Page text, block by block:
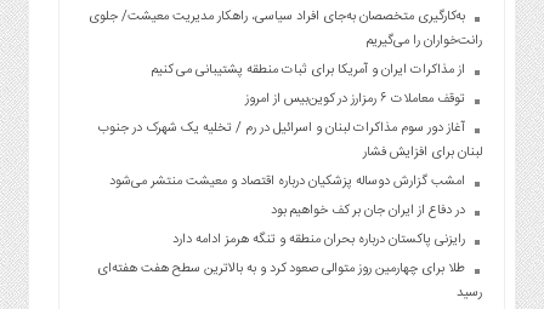
به‌کارگیری متخصصان به‌جای افراد سیاسی، راهکار مدیریت معیشت/ جلوی
رانت‌خواران را می‌گیریم
از مذاکرات ایران و آمریکا برای ثبات منطقه پشتیبانی می کنیم
توقف معاملات ۶ رمزارز در کوین‌بیس از امروز
آغاز دور سوم مذاکرات لبنان و اسرائیل در رم / تخلیه یک شهرک در جنوب
لبنان برای افزایش فشار
امشب گزارش دوساله پزشکیان درباره اقتصاد و معیشت منتشر می‌شود
در دفاع از ایران جان بر کف خواهیم بود
رایزنی پاکستان درباره بحران منطقه و تنگه هرمز ادامه دارد
طلا برای چهارمین روز متوالی صعود کرد و به بالاترین سطح هفت هفته‌ای
رسید